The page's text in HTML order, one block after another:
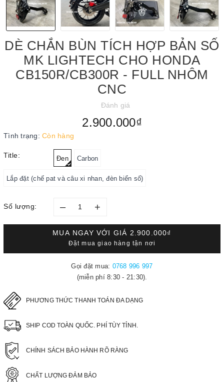
DÈ CHẮN BÙN TÍCH HỢP BẢN SỐ
MK LIGHTECH CHO HONDA
CB150R/CB300R - FULL NHÔM
CNC
Đánh giá
2.900.000₫
Tình trạng: Còn hàng
Title: Đen Carbon
Lắp đặt (chế pat và câu xi nhan, đèn biển số)
Số lượng: – +
MUA NGAY VỚI GIÁ 2.900.000₫
Đặt mua giao hàng tận nơi
Gọi đặt mua: 0768 996 997
(miễn phí 8:30 - 21:30).
PHƯƠNG THỨC THANH TOÁN ĐA DẠNG
SHIP COD TOÀN QUỐC. PHÍ TÙY TỈNH.
CHÍNH SÁCH BẢO HÀNH RÕ RÀNG
CHẤT LƯỢNG ĐẢM BẢO